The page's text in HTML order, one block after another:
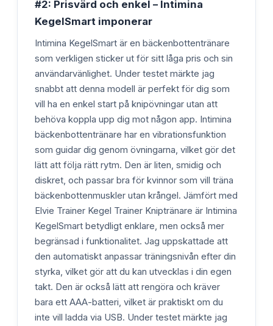
#2: Prisvärd och enkel – Intimina
KegelSmart imponerar
Intimina KegelSmart är en bäckenbottentränare
som verkligen sticker ut för sitt låga pris och sin
användarvänlighet. Under testet märkte jag
snabbt att denna modell är perfekt för dig som
vill ha en enkel start på knipövningar utan att
behöva koppla upp dig mot någon app. Intimina
bäckenbottentränare har en vibrationsfunktion
som guidar dig genom övningarna, vilket gör det
lätt att följa rätt rytm. Den är liten, smidig och
diskret, och passar bra för kvinnor som vill träna
bäckenbottenmuskler utan krångel. Jämfört med
Elvie Trainer Kegel Trainer Kniptränare är Intimina
KegelSmart betydligt enklare, men också mer
begränsad i funktionalitet. Jag uppskattade att
den automatiskt anpassar träningsnivån efter din
styrka, vilket gör att du kan utvecklas i din egen
takt. Den är också lätt att rengöra och kräver
bara ett AAA-batteri, vilket är praktiskt om du
inte vill ladda via USB. Under testet märkte jag